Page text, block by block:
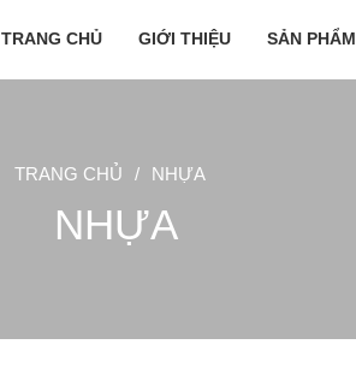
TRANG CHỦ GIỚI THIỆU SẢN PHẨM
TRANG CHỦ / NHỰA
NHỰA